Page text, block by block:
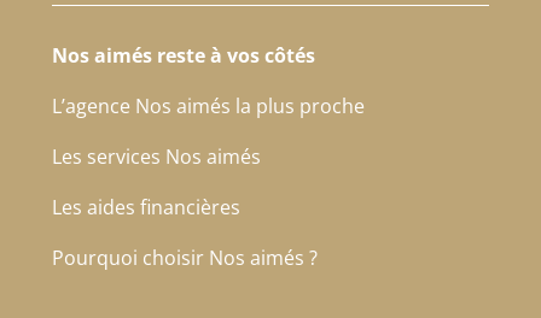
Nos aimés reste à vos côtés
L’agence Nos aimés la plus proche
Les services Nos aimés
Les aides financières
Pourquoi choisir Nos aimés ?